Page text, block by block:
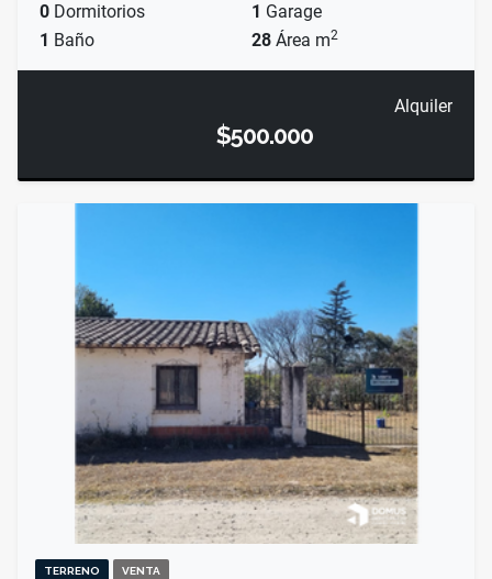
0 Dormitorios 1 Garage
1 Baño 28 Área m2
Alquiler
$500.000
TERRENO VENTA